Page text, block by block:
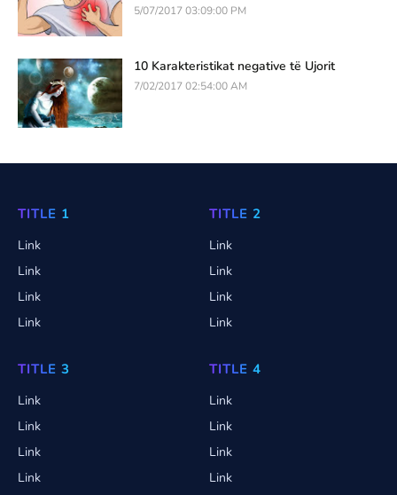
5/07/2017 03:09:00 PM
10 Karakteristikat negative të Ujorit
7/02/2017 02:54:00 AM
TITLE 1
Link
Link
Link
Link
TITLE 2
Link
Link
Link
Link
TITLE 3
Link
Link
Link
Link
TITLE 4
Link
Link
Link
Link